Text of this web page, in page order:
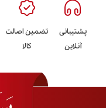
پشتیبانی
آنلاین
تضمین اصالت
کالا